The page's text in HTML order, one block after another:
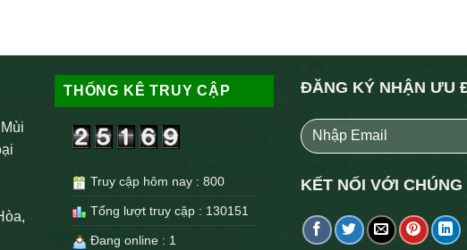
THỐNG KÊ TRUY CẬP
Truy cập hôm nay : 800
Tổng lượt truy cập : 130151
Đang online : 1
ĐĂNG KÝ NHẬN ƯU
KẾT NỐI VỚI CHÚNG